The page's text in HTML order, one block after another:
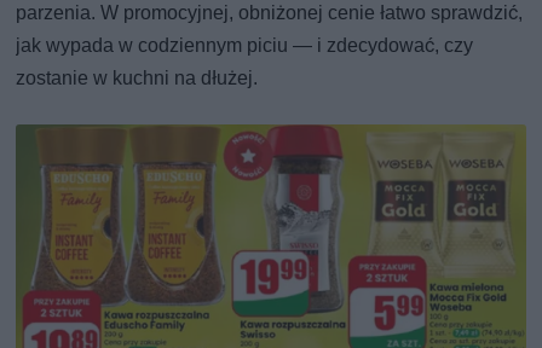
parzenia. W promocyjnej, obniżonej cenie łatwo sprawdzić,
jak wypada w codziennym piciu — i zdecydować, czy
zostanie w kuchni na dłużej.